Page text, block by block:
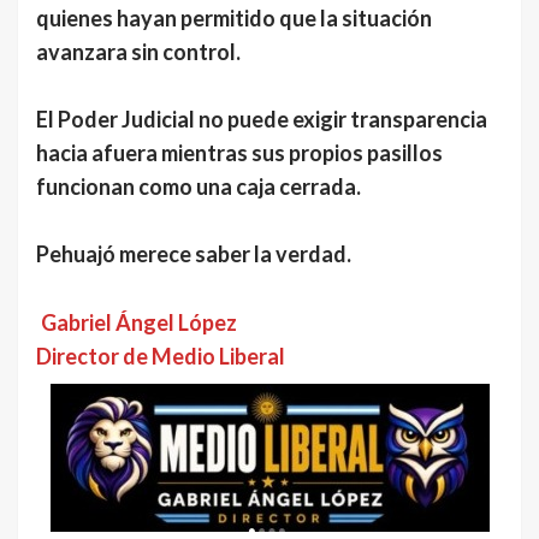
quienes hayan permitido que la situación
avanzara sin control.
El Poder Judicial no puede exigir transparencia
hacia afuera mientras sus propios pasillos
funcionan como una caja cerrada.
Pehuajó merece saber la verdad.
Gabriel Ángel López
Director de Medio Liberal